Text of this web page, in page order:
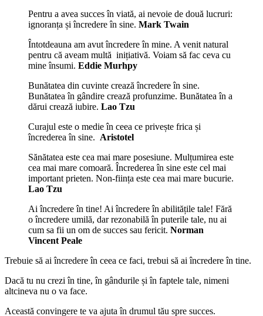
Pentru a avea succes în viată, ai nevoie de două lucruri:
ignoranța și încredere în sine. Mark Twain
Întotdeauna am avut încredere în mine. A venit natural
pentru că aveam multă inițiativă. Voiam să fac ceva cu
mine însumi. Eddie Murhpy
Bunătatea din cuvinte crează încredere în sine.
Bunătatea în gândire crează profunzime. Bunătatea în a
dărui crează iubire. Lao Tzu
Curajul este o medie în ceea ce privește frica și
încrederea în sine. Aristotel
Sănătatea este cea mai mare posesiune. Mulțumirea este
cea mai mare comoară. Încrederea în sine este cel mai
important prieten. Non-ființa este cea mai mare bucurie.
Lao Tzu
Ai încredere în tine! Ai încredere în abilitățile tale! Fără
o încredere umilă, dar rezonabilă în puterile tale, nu ai
cum sa fii un om de succes sau fericit. Norman
Vincent Peale
Trebuie să ai încredere în ceea ce faci, trebui să ai încredere în tine.
Dacă tu nu crezi în tine, în gândurile și în faptele tale, nimeni
altcineva nu o va face.
Această convingere te va ajuta în drumul tău spre succes.